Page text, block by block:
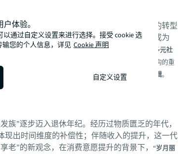
千禧一代成长于中国对外开放与经济全球化的转型
她们笃信教育的价值，重视自我提升，选择成为
这一新角色的消费力源自母职和家庭
多元社
求的驱动下，她们的消费成为影响社会消费基本盘与结构的重
出全新消费内容，并重新定义适配家庭消费的商业新逻辑。
族”逐步迈入退休年纪。经历过物质匮乏的年代，
现出时间维度的补偿性；伴随收入的提升，这一代
老”的新观念，在消费意愿提升的背景下，“岁月丽
体验。
通过自定义设置来进行选择。接受 cookie 选
您的个人信息，详见 Cookie 声明
自定义设置